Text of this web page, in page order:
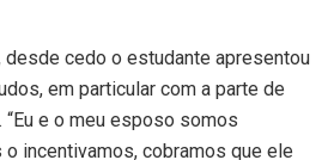
desde cedo o estudante apresentou
em particular com a parte de
e o meu esposo somos
incentivamos, cobramos que ele